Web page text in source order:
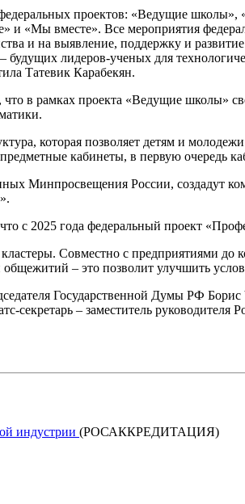
проектов: «Ведущие
и «Мы вместе». Все мероприятия
и на выявление, поддержку и
лидеров-ученых для
Татевик Карабекян.
в рамках проекта «Ведущие школы»
которая позволяет детям и
кабинеты, в первую очередь
Минпросвещения России, создадут
с 2025 года федеральный проект
Совместно с предприятиями
– это позволит улучшить
Государственной Думы РФ
секретарь – заместитель
индустрии (РОСАККРЕДИТАЦИЯ)